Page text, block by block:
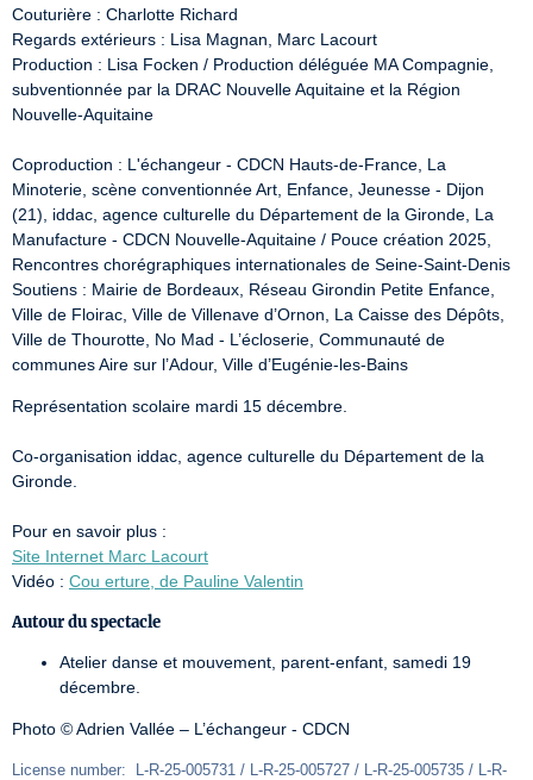
Couturière : Charlotte Richard
Regards extérieurs : Lisa Magnan, Marc Lacourt
Production : Lisa Focken / Production déléguée MA Compagnie,
subventionnée par la DRAC Nouvelle Aquitaine et la Région
Nouvelle-Aquitaine
Coproduction : L'échangeur - CDCN Hauts-de-France, La
Minoterie, scène conventionnée Art, Enfance, Jeunesse - Dijon
(21), iddac, agence culturelle du Département de la Gironde, La
Manufacture - CDCN Nouvelle-Aquitaine / Pouce création 2025,
Rencontres chorégraphiques internationales de Seine-Saint-Denis
Soutiens : Mairie de Bordeaux, Réseau Girondin Petite Enfance,
Ville de Floirac, Ville de Villenave d’Ornon, La Caisse des Dépôts,
Ville de Thourotte, No Mad - L’écloserie, Communauté de
communes Aire sur l’Adour, Ville d’Eugénie-les-Bains
Représentation scolaire mardi 15 décembre.
Co-organisation iddac, agence culturelle du Département de la
Gironde.
Site Internet Marc Lacourt
Vidéo : Cou erture, de Pauline Valentin
Autour du spectacle
Atelier danse et mouvement, parent-enfant, samedi 19
décembre.
Photo © Adrien Vallée – L’échangeur - CDCN
License number:  L-R-25-005731 / L-R-25-005727 / L-R-25-005735 / L-R-